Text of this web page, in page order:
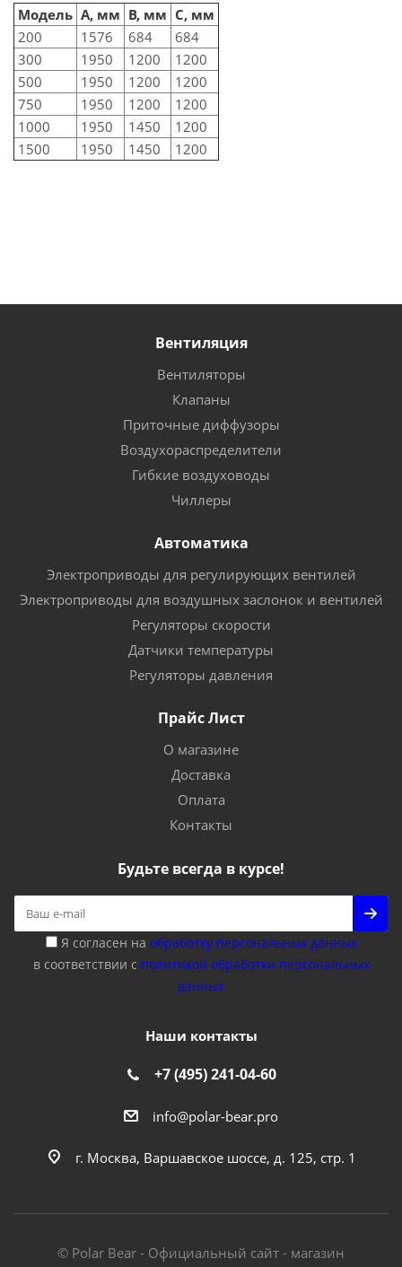
Модель А, мм В, мм С, мм
200
1576 684
684
300
1950 1200
1200
500
1950 1200
1200
750
1950 1200
1200
1000
1950 1450
1200
1500
1950 1450 1200
Вентиляция
Вентиляторы
Клапаны
Приточные диффузоры
Воздухораспределители
Гибкие воздуховоды
Чиллеры
Автоматика
Электроприводы для регулирующих вентилей
Электроприводы для воздушных заслонок и вентилей
Регуляторы скорости
Датчики температуры
Регуляторы давления
Прайс Лист
О магазине
Доставка
Оплата
Контакты
Будьте всегда в курсе!
Я согласен на обработку персональных данных
в соответствии с политикой обработки персональных
данных
Наши контакты
+7 (495) 241-04-60
info@polar-bear.pro
г. Москва, Варшавское шоссе, д. 125, стр. 1
© Polar Bear - Официальный сайт - магазин